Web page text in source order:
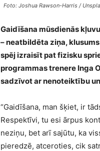
Foto: Joshua Rawson-Harris /
Gaidīšana mūsdienās
– neatbildēta ziņa,
spēj izraisīt pat fizisku
programmas trenere Inga
sadzīvot ar nenoteiktību
“Gaidīšana, man šķiet, ir
Respektīvi, tu esi ārpus
neziņu, bet arī sajūtu, ka
pieredzē, atceroties, cik